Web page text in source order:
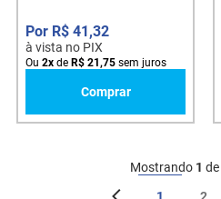
R$ 41,32
à vista no PIX
Ou 2x de R$ 21 ,75 sem juros
Comprar
Mostrando 1 de